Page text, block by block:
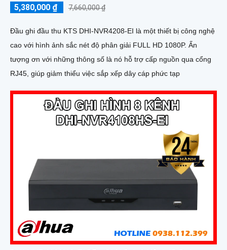
5,380,000 ₫ 7,660,000 ₫
Đầu ghi đầu thu KTS DHI-NVR4208-EI là một thiết bị công nghệ
cao với hình ảnh sắc nét độ phân giải FULL HD 1080P. Ấn
tượng ơn với những thông số là nó hỗ trợ cấp nguồn qua cổng
RJ45, giúp giảm thiểu việc sắp xếp dây cáp phức tạp